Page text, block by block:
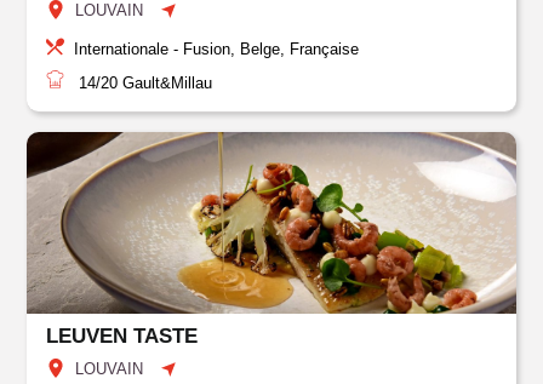
LOUVAIN
Internationale - Fusion, Belge, Française
14/20 Gault&Millau
LEUVEN TASTE
LOUVAIN